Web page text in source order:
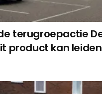
terugroepactie
product kan